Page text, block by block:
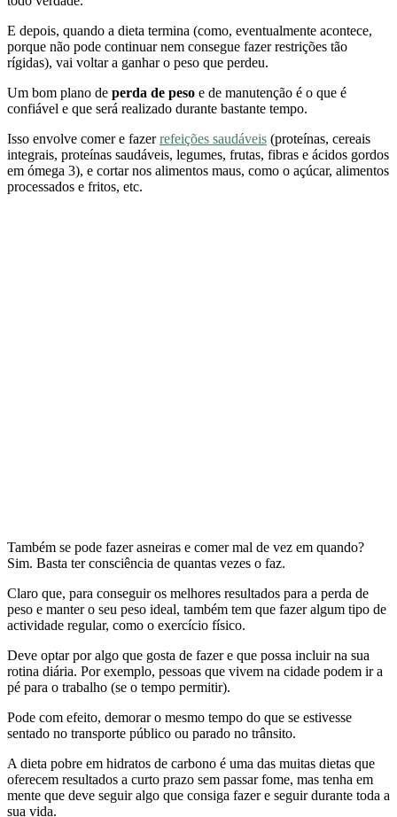
E depois, quando a dieta termina (como, eventualmente acontece,
porque não pode continuar nem consegue fazer restrições tão
rígidas), vai voltar a ganhar o peso que perdeu.
Um bom plano de perda de peso e de manutenção é o que é
confiável e que será realizado durante bastante tempo.
Isso envolve comer e fazerrefeições saudáveis (proteínas, cereais
integrais, proteínas saudáveis, legumes, frutas, fibras e ácidos gordos
em ómega 3), e cortar nos alimentos maus, como o açúcar, alimentos
processados e fritos, etc.
Também se pode fazer asneiras e comer mal de vez em quando?
Sim. Basta ter consciência de quantas vezes o faz.
Claro que, para conseguir os melhores resultados para a perda de
peso e manter o seu peso ideal, também tem que fazer algum tipo de
actividade regular, como o exercício físico.
Deve optar por algo que gosta de fazer e que possa incluir na sua
rotina diária. Por exemplo, pessoas que vivem na cidade podem ir a
pé para o trabalho (se o tempo permitir).
Pode com efeito, demorar o mesmo tempo do que se estivesse
sentado no transporte público ou parado no trânsito.
A dieta pobre em hidratos de carbono é uma das muitas dietas que
oferecem resultados a curto prazo sem passar fome, mas tenha em
mente que deve seguir algo que consiga fazer e seguir durante toda a
sua vida.